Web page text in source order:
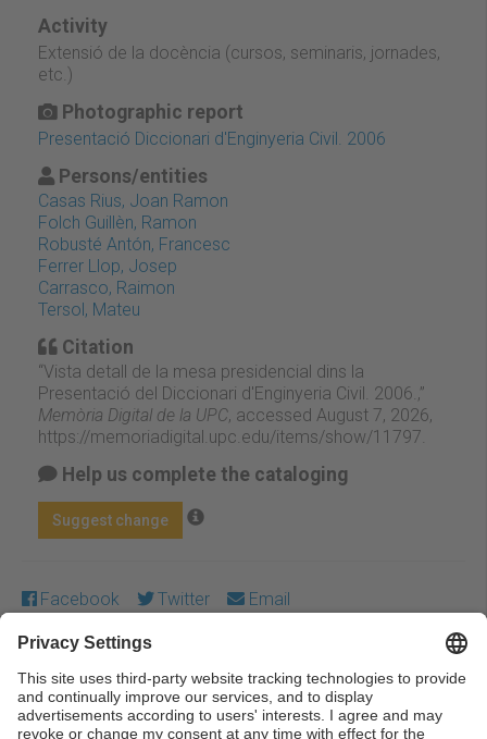
Activity
Extensió de la docència (cursos, seminaris, jornades,
etc.)
Photographic report
Presentació Diccionari d'Enginyeria Civil. 2006
Persons/entities
Casas Rius, Joan Ramon
Folch Guillèn, Ramon
Robusté Antón, Francesc
Ferrer Llop, Josep
Carrasco, Raimon
Tersol, Mateu
Citation
“Vista detall de la mesa presidencial dins la
Presentació del Diccionari d'Enginyeria Civil. 2006.,”
Memòria Digital de la UPC, accessed August 7, 2026,
https://memoriadigital.upc.edu/items/show/11797.
Help us complete the cataloging
Suggest change
Facebook Twitter Email
Except where otherwise noted, content on this work is
licensed under a Creative Commons license:Attribution-